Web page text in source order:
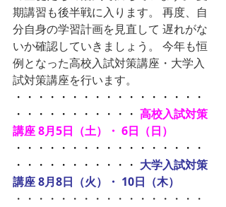
期講習も後半戦に入ります。 再度、自
分自身の学習計画を見直して 遅れがな
いか確認していきましょう。 今年も恒
例となった高校入試対策講座・大学入
試対策講座を行います。
・・・・・・・・・・・・・・・・・
・・・・・・・・・・・ 高校入試対策
講座 8月5日（土）・ 6日（日）
・・・・・・・・・・・・・・・・・
・・・・・・・・・・・ 大学入試対策
講座 8月8日（火）・ 10日（木）
・・・・・・・・・・・・・・・・・